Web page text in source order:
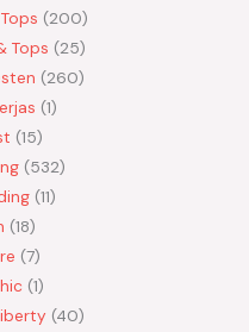
200
Tops
25
260
1
15
532
11
18
7
1
40